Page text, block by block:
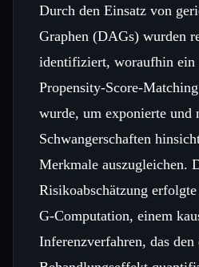
Durch den Einsatz von
Graphen (DAGs) wurden
identifiziert, woraufhin ein
wurde, um exponierte und
Schwangerschaften
Merkmale auszugleichen.
Risikoabschätzung
G‑Computation, einem
Inferenzverfahren, das